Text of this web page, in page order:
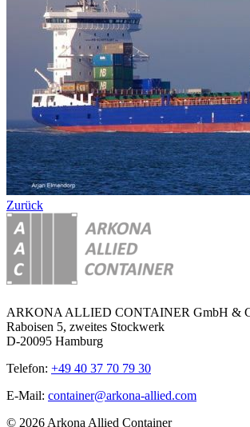
Zurück
ARKONA ALLIED CONTAINER GmbH &
Raboisen 5, zweites Stockwerk
D-20095 Hamburg
Telefon: +49 40 37 70 79 30
E-Mail: container@arkona-allied.com
© 2026 Arkona Allied Container